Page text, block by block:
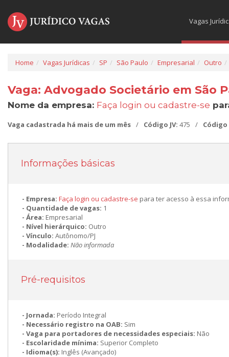
Vagas
Home Vagas Jurídicas SP São Paulo Empresarial Outro
Vaga: Advogado Societário em São
Nome da empresa: Faça login ou cadastre-se
Vaga cadastrada há mais de um mês / Código JV: 475 /
Informações básicas
Empresa: Faça login ou cadastre-se para ter acesso à essa
Quantidade de vagas: 1
Área: Empresarial
Nível hierárquico: Outro
Vínculo: Autônomo/PJ
Modalidade: Não informada
Pré-requisitos
Jornada: Período Integral
Necessário registro na OAB: Sim
Vaga para portadores de necessidades especiais: Não
Escolaridade mínima: Superior Completo
Idioma(s): Inglês (Avançado)